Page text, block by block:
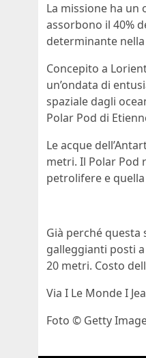
La missione ha
assorbono il 40%
determinante
Concepito a
un’ondata di
spaziale dagli
Polar Pod di
Le acque
metri. Il Polar Pod
petrolifere e
Già perché questa
galleggianti posti
20 metri. Costo
Via I Le Monde I
Foto © Getty